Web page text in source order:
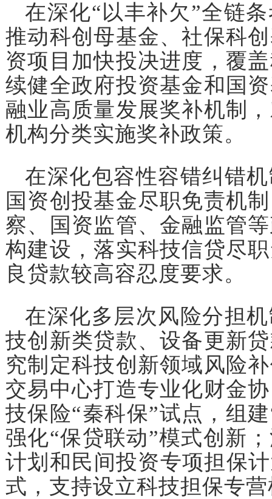
在深化“以丰补欠”全链
推动科创母基金、社保科
资项目加快投决进度，覆
续健全政府投资基金和国
融业高质量发展奖补机制
机构分类实施奖补政策。
在深化包容性容错纠错
国资创投基金尽职免责机
察、国资监管、金融监管
构建设，落实科技信贷尽
良贷款较高容忍度要求。
在深化多层次风险分担
技创新类贷款、设备更新
究制定科技创新领域风险
交易中心打造专业化财金
技保险“秦科保”试点，组
强化“保贷联动”模式创新
计划和民间投资专项担保
式，支持设立科技担保专